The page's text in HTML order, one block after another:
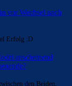
vor Wechsel nach
Erfolg :D
anscheinend
den Beiden.